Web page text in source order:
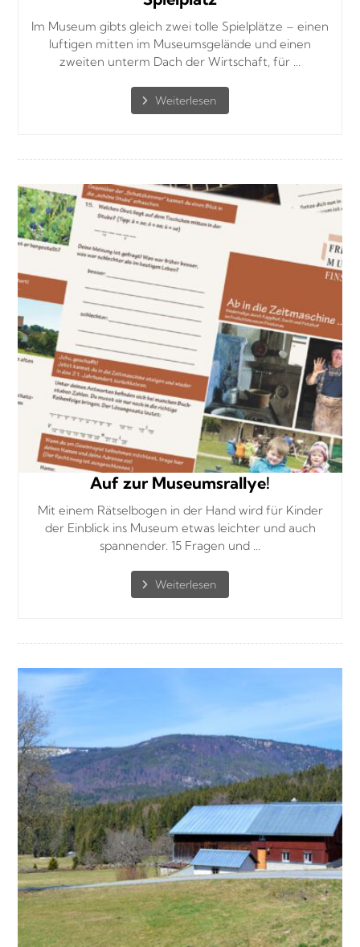
Im Museum gibts gleich zwei tolle Spielplätze – einen
luftigen mitten im Museumsgelände und einen
zweiten unterm Dach der Wirtschaft, für ...
Auf zur Museumsrallye!
Mit einem Rätselbogen in der Hand wird für Kinder
der Einblick ins Museum etwas leichter und auch
spannender. 15 Fragen und ...